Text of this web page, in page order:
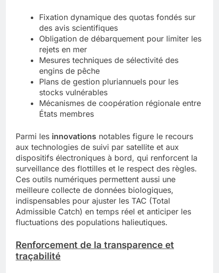
Fixation dynamique des quotas fondés sur
des avis scientifiques
Obligation de débarquement pour limiter les
rejets en mer
Mesures techniques de sélectivité des
engins de pêche
Plans de gestion pluriannuels pour les
stocks vulnérables
Mécanismes de coopération régionale entre
États membres
Parmi les innovations notables figure le recours
aux technologies de suivi par satellite et aux
dispositifs électroniques à bord, qui renforcent la
surveillance des flottilles et le respect des règles.
Ces outils numériques permettent aussi une
meilleure collecte de données biologiques,
indispensables pour ajuster les TAC (Total
Admissible Catch) en temps réel et anticiper les
fluctuations des populations halieutiques.
Renforcement de la transparence et
traçabilité